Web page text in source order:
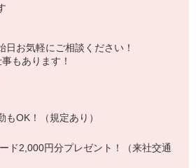
のお仕事に興味がある」
いかな…」
ご連絡ください♪
お気軽にご相談ください！
もあります！
OK！（規定あり）
ド2,000円分プレゼント！（来社交通